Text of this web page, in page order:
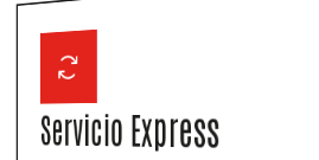
Servicio Express